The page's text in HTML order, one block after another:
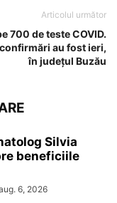
Articolul următor
700 de teste COVID.
au fost ieri,
în județul Buzău
Silvia
beneficiile
6, 2026